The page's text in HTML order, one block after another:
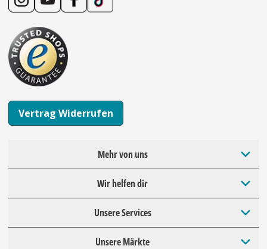
Vertrag Widerrufen
Mehr von uns
Wir helfen dir
Unsere Services
Unsere Märkte